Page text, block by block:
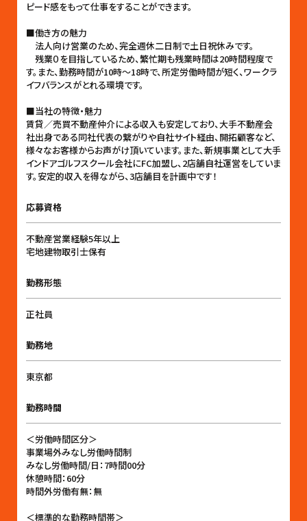
ピード感をもって仕事をすることができます。
■働き方の魅力
法人向け営業のため、完全週休二日制で土日祝休みです。
残業０を目指しているため、繁忙期も残業時間は20時間程度で
す。また、勤務時間が10時〜18時で、所定労働時間が短く、ワークラ
イフバランスがとれる環境です。
■当社の特徴・魅力
賃貸／売買不動産仲介による収入も安定しており、大手不動産会
社出身である同社代表の繋がりや自社サイト経由、開拓顧客など、
様々なお客様からお声がけ頂いています。また、新規事業として大手
インドアゴルフスクール会社にFC加盟し、2店舗自社運営をしていま
す。安定的収入を得ながら、3店舗目を計画中です！
応募資格
不動産営業経験5年以上
宅地建物取引士保有
勤務形態
正社員
勤務地
東京都
勤務時間
＜労働時間区分＞
事業場外みなし労働時間制
みなし労働時間/日：7時間00分
休憩時間：60分
時間外労働有無：無
＜標準的な勤務時間帯＞